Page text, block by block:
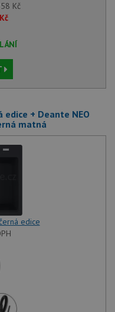
Kč
Kč
edice + Deante NEO
matná
edice